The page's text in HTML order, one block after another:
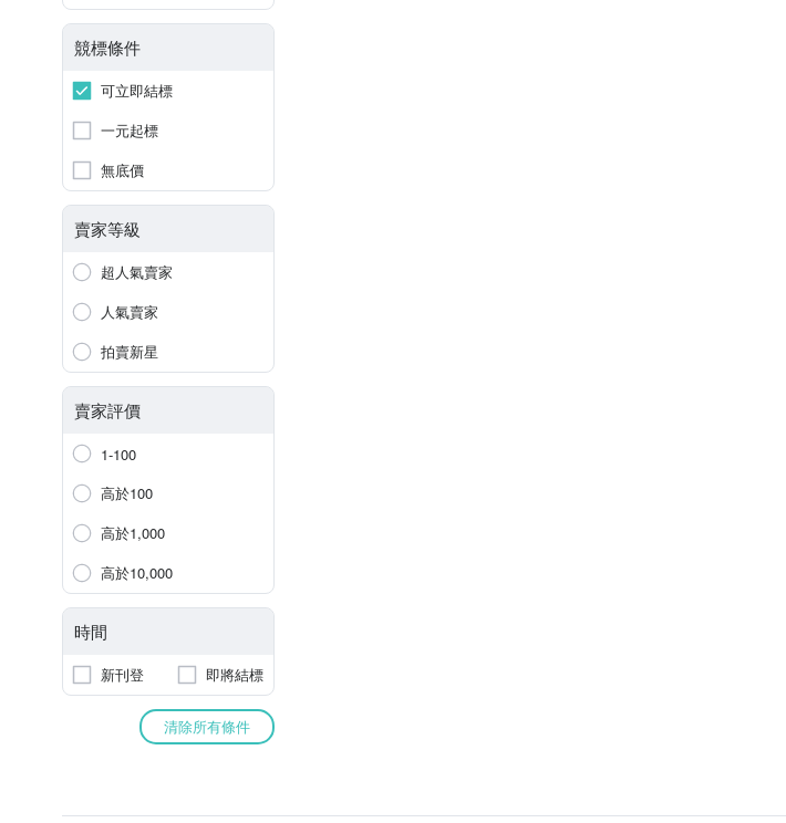
競標條件
可立即結標
一元起標
無底價
賣家等級
超人氣賣家
人氣賣家
拍賣新星
賣家評價
1-100
高於100
高於1,000
高於10,000
時間
新刊登 即將結標
清除所有條件